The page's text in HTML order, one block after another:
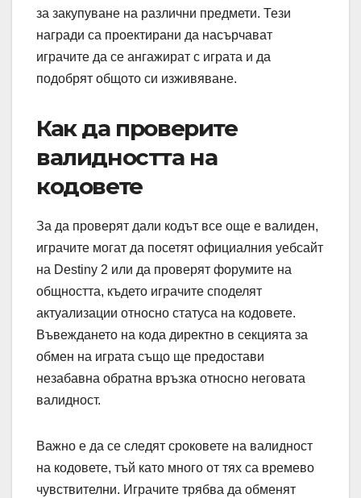
за закупуване на различни предмети. Тези
награди са проектирани да насърчават
играчите да се ангажират с играта и да
подобрят общото си изживяване.
Как да проверите
валидността на
кодовете
За да проверят дали кодът все още е валиден,
играчите могат да посетят официалния уебсайт
на Destiny 2 или да проверят форумите на
общността, където играчите споделят
актуализации относно статуса на кодовете.
Въвеждането на кода директно в секцията за
обмен на играта също ще предостави
незабавна обратна връзка относно неговата
валидност.
Важно е да се следят сроковете на валидност
на кодовете, тъй като много от тях са времево
чувствителни. Играчите трябва да обменят